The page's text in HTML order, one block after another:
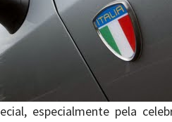
especialmente pela